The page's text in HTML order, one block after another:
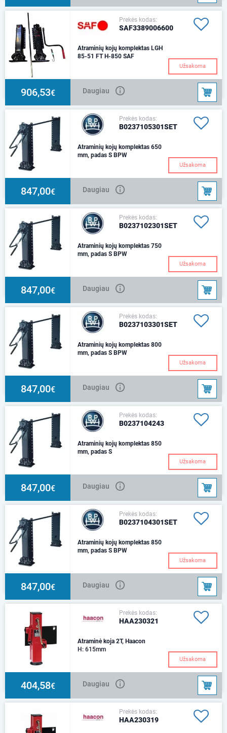
Prekės kodas:
SAF3389006600
Atraminių kojų komplektas LGH
85-51 FT H-850 SAF
be pavaros, jungiantis velenas
(L-1450), rank
Užsakoma
906,53€ Daugiau
Prekės kodas:
B0237105301SET
Atraminių kojų komplektas 650
mm, padas S BPW
Užsakoma
847,00€ Daugiau
Prekės kodas:
B0237102301SET
Atraminių kojų komplektas 750
mm, padas S BPW
Užsakoma
847,00€ Daugiau
Prekės kodas:
B0237103301SET
Atraminių kojų komplektas 800
mm, padas S BPW
Užsakoma
847,00€ Daugiau
Prekės kodas:
B0237104243
Atraminių kojų komplektas 850
mm, padas S
Užsakoma
847,00€ Daugiau
Prekės kodas:
B0237104301SET
Atraminių kojų komplektas 850
mm, padas S BPW
Užsakoma
847,00€ Daugiau
Prekės kodas:
HAA230321
Atraminė koja 2T, Haacon
H: 615mm
Užsakoma
404,58€ Daugiau
Prekės kodas:
HAA230319